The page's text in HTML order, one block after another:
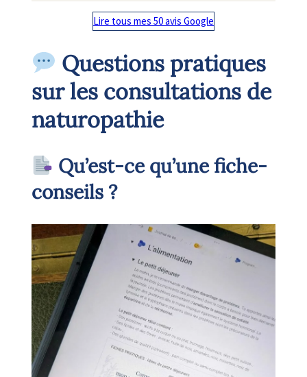
Lire tous mes 50 avis Google
Questions pratiques
sur les consultations de
naturopathie
Qu’est-ce qu’une fiche-
conseils ?